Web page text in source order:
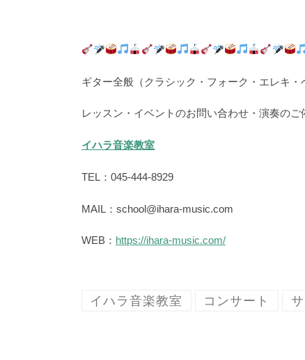
ギター全般（クラシック・フォーク・エレキ
レッスン・イベントのお問い合わせ・演奏のご
イハラ音楽教室
TEL：045-444-8929
MAIL：school@ihara-music.com
WEB： https://ihara-music.com/
イハラ音楽教室 コンサート